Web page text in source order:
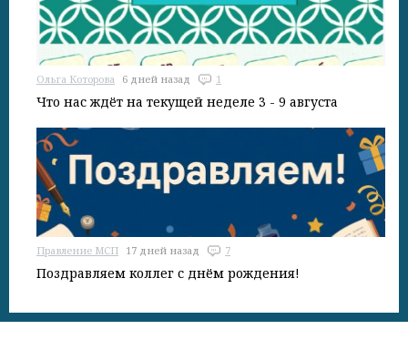
Ольга Которова 6 дней назад 1
Что нас ждёт на текущей неделе 3 - 9 августа
Правление МСП 17 дней назад 7
Поздравляем коллег с днём рождения!